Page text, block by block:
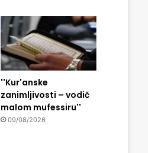
''Kur'anske
zanimljivosti – vodič
malom mufessiru''
09/08/2026